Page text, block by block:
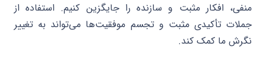
منفی، افکار مثبت و سازنده را جایگزین کنیم. استفاده از
جملات تأکیدی مثبت و تجسم موفقیت‌ها می‌تواند به تغییر
نگرش ما کمک کند.